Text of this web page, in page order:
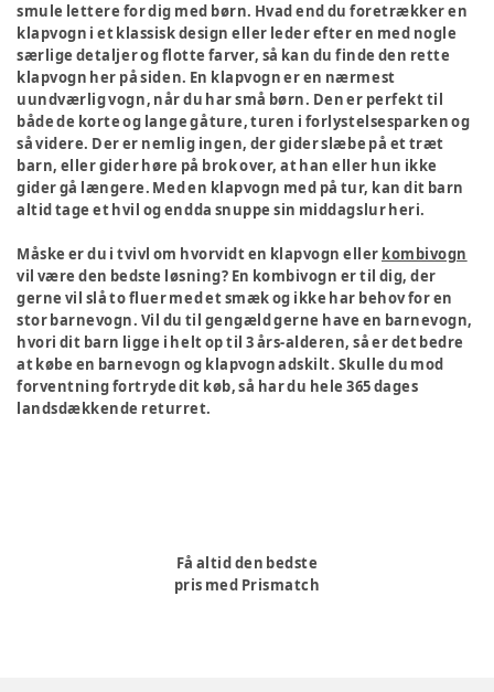
smule lettere for dig med børn. Hvad end du foretrækker en
klapvogn i et klassisk design eller leder efter en med nogle
særlige detaljer og flotte farver, så kan du finde den rette
klapvogn her på siden. En klapvogn er en nærmest
uundværlig vogn, når du har små børn. Den er perfekt til
både de korte og lange gåture, turen i forlystelsesparken og
så videre. Der er nemlig ingen, der gider slæbe på et træt
barn, eller gider høre på brok over, at han eller hun ikke
gider gå længere. Med en klapvogn med på tur, kan dit barn
altid tage et hvil og endda snuppe sin middagslur heri.
Måske er du i tvivl om hvorvidt en klapvogn eller kombivogn
vil være den bedste løsning? En kombivogn er til dig, der
gerne vil slå to fluer med et smæk og ikke har behov for en
stor barnevogn. Vil du til gengæld gerne have en barnevogn,
hvori dit barn ligge i helt op til 3 års-alderen, så er det bedre
at købe en barnevogn og klapvogn adskilt. Skulle du mod
forventning fortryde dit køb, så har du hele 365 dages
landsdækkende returret.
Få altid den bedste
pris med Prismatch